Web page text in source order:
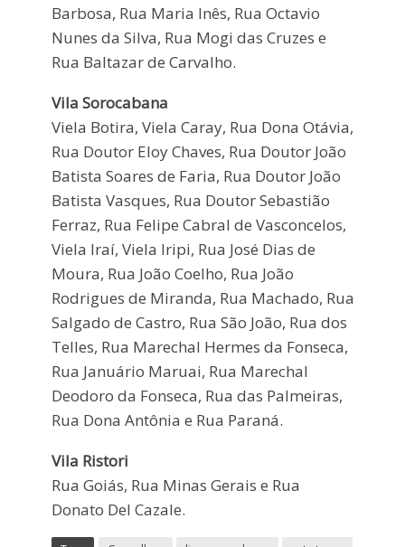
Barbosa, Rua Maria Inês, Rua Octavio
Nunes da Silva, Rua Mogi das Cruzes e
Rua Baltazar de Carvalho.
Vila Sorocabana
Viela Botira, Viela Caray, Rua Dona Otávia,
Rua Doutor Eloy Chaves, Rua Doutor João
Batista Soares de Faria, Rua Doutor João
Batista Vasques, Rua Doutor Sebastião
Ferraz, Rua Felipe Cabral de Vasconcelos,
Viela Iraí, Viela Iripi, Rua José Dias de
Moura, Rua João Coelho, Rua João
Rodrigues de Miranda, Rua Machado, Rua
Salgado de Castro, Rua São João, Rua dos
Telles, Rua Marechal Hermes da Fonseca,
Rua Januário Maruai, Rua Marechal
Deodoro da Fonseca, Rua das Palmeiras,
Rua Dona Antônia e Rua Paraná.
Vila Ristori
Rua Goiás, Rua Minas Gerais e Rua
Donato Del Cazale.